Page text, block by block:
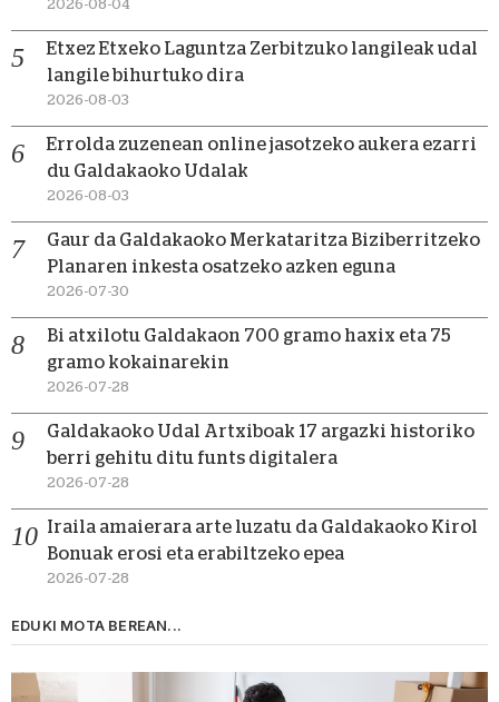
2026-08-04
Etxez Etxeko Laguntza Zerbitzuko langileak udal
langile bihurtuko dira
2026-08-03
Errolda zuzenean online jasotzeko aukera ezarri
du Galdakaoko Udalak
2026-08-03
Gaur da Galdakaoko Merkataritza Biziberritzeko
Planaren inkesta osatzeko azken eguna
2026-07-30
Bi atxilotu Galdakaon 700 gramo haxix eta 75
gramo kokainarekin
2026-07-28
Galdakaoko Udal Artxiboak 17 argazki historiko
berri gehitu ditu funts digitalera
2026-07-28
Iraila amaierara arte luzatu da Galdakaoko Kirol
Bonuak erosi eta erabiltzeko epea
2026-07-28
EDUKI MOTA BEREAN...